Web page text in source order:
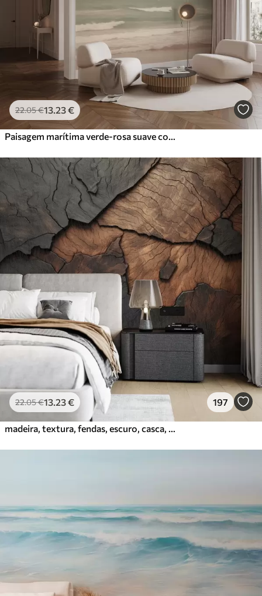
22.05€13 .23€
22.05€13 .23€ 197